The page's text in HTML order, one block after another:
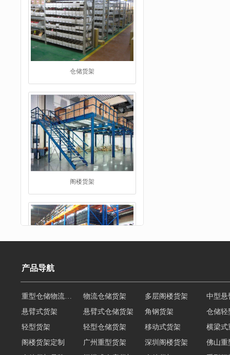
阁楼货架
重型货架
堆垛架
产品导航
悬臂式货架 悬臂式仓储货架 角钢货架
仓储
轻型货架
轻型仓储货架 移动式货架
横梁
阁楼货架定制
广州重型货架 深圳阁楼货架
佛山重
仓储货架品牌
阁楼式仓库货架 仓储货架 重型